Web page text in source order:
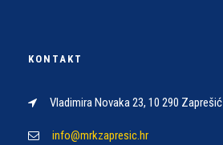
KONTAKT
Vladimira Novaka 23, 10 290 Zaprešić
info@mrkzapresic.hr